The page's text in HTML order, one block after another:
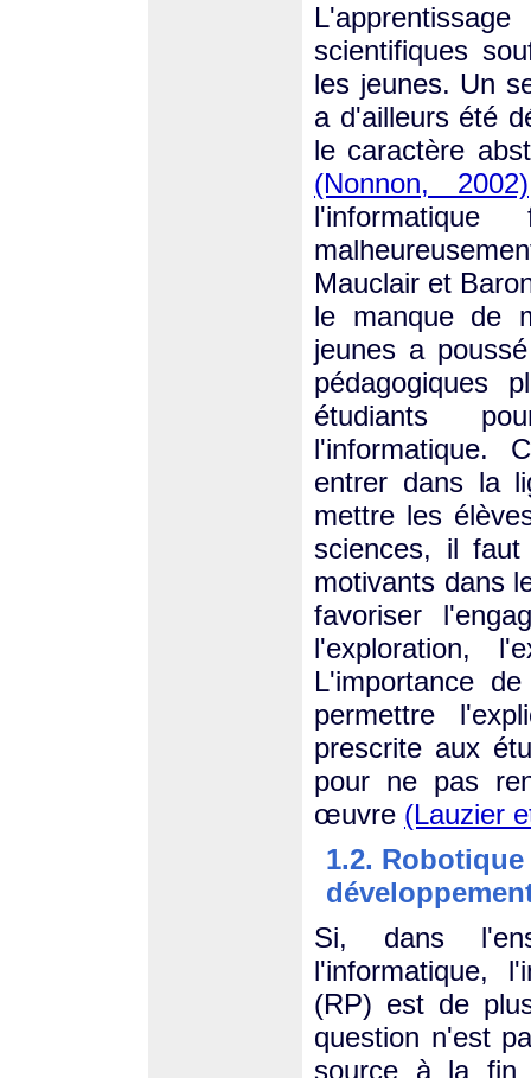
scientifiques
les jeunes. Un
a d'ailleurs été
le caractère
(Nonnon, 2002)
Mauclair et
le manque de
jeunes a
pédagogiques
étudiants
l'informatique.
entrer dans la
mettre les
sciences, il
motivants dans
favoriser
l'exploration,
L'importance
permettre
prescrite aux
pour ne pas
œuvre (Lauzier
1.2.
Si, dans
l'informatique,
(RP) est de
question n'est
source à la fin